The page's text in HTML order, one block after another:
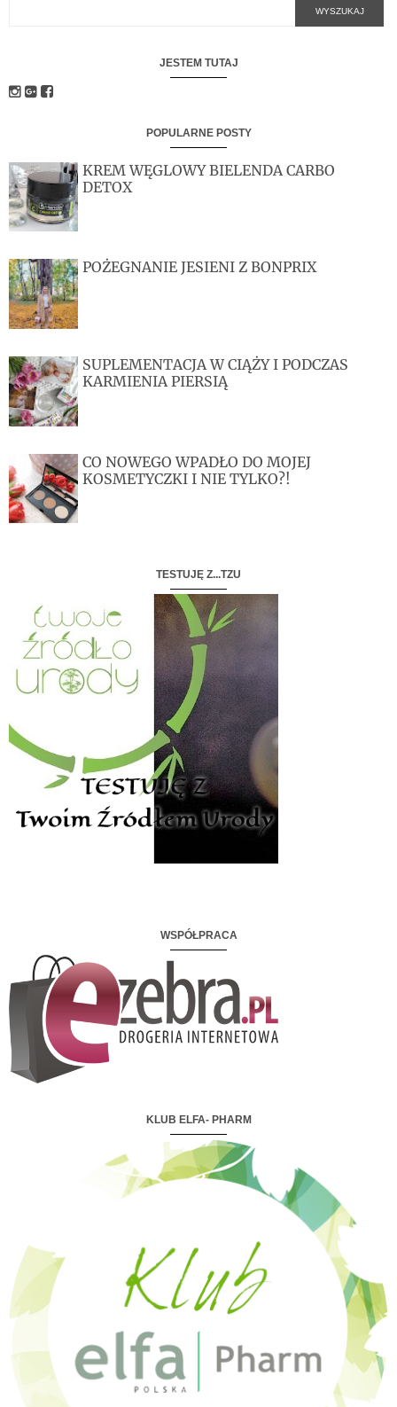
JESTEM TUTAJ
POPULARNE POSTY
KREM WĘGLOWY BIELENDA CARBO
DETOX
POŻEGNANIE JESIENI Z BONPRIX
SUPLEMENTACJA W CIĄŻY I PODCZAS
KARMIENIA PIERSIĄ
CO NOWEGO WPADŁO DO MOJEJ
KOSMETYCZKI I NIE TYLKO?!
TESTUJĘ Z...TZU
WSPÓŁPRACA
KLUB ELFA- PHARM